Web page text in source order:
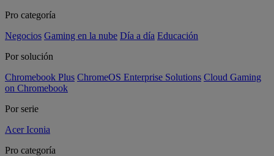
Pro categoría
Negocios Gaming en la nube Día a día Educación
Por solución
Chromebook Plus ChromeOS Enterprise Solutions Cloud Gaming
on Chromebook
Por serie
Acer Iconia
Pro categoría